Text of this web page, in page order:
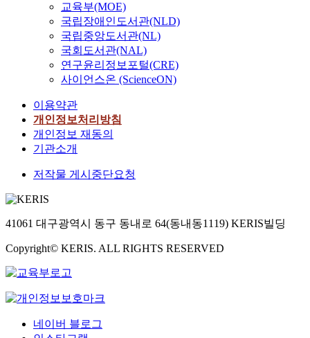
교육부(MOE)
국립장애인도서관(NLD)
국립중앙도서관(NL)
국회도서관(NAL)
연구윤리정보포털(CRE)
사이언스온 (ScienceON)
이용약관
개인정보처리방침
개인정보 재동의
기관소개
저작물 게시중단요청
41061 대구광역시 동구 동내로 64(동내동1119) KERIS빌딩
Copyright© KERIS. ALL RIGHTS RESERVED
네이버 블로그